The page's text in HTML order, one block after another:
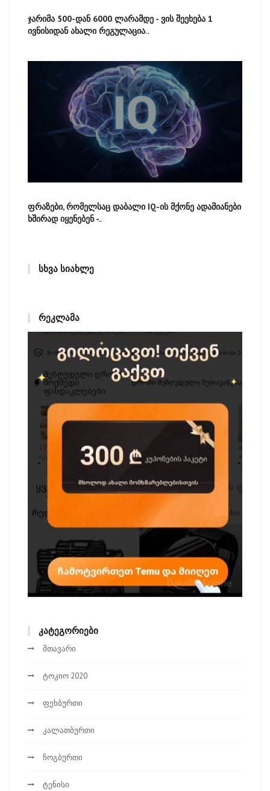
ჯარიმა 500-დან 6000 ლარამდე - ვის შეეხება 1
ივნისიდან ახალი რეგულაცია..
ფრაზები, რომელსაც დაბალი IQ-ის მქონე ადამიანები
ხშირად იყენებენ -..
ᲡᲮᲕᲐ ᲡᲘᲐᲮᲚᲔ
ᲠᲔᲙᲚᲐᲛᲐ
ᲙᲐᲢᲔᲒᲝᲠᲘᲔᲑᲘ
მთავარი
ტოკიო 2020
ფეხბურთი
კალათბურთი
ჩოგბურთი
ტენისი